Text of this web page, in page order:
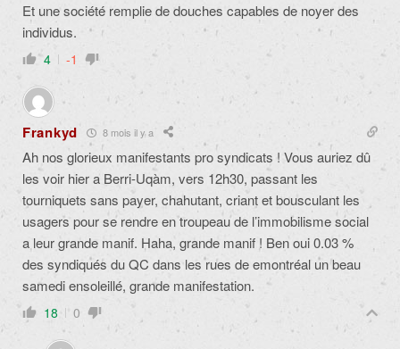
Et une société remplie de douches capables de noyer des
individus.
4 -1
Frankyd 8 mois il y a
Ah nos glorieux manifestants pro syndicats ! Vous auriez dû
les voir hier a Berri-Uqàm, vers 12h30, passant les
tourniquets sans payer, chahutant, criant et bousculant les
usagers pour se rendre en troupeau de l’immobilisme social
a leur grande manif. Haha, grande manif ! Ben oui 0.03 %
des syndiqués du QC dans les rues de emontréal un beau
samedi ensoleillé, grande manifestation.
18 0